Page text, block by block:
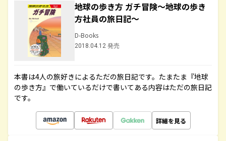
地球の歩き方 ガチ冒険～地球の歩き
方社員の旅日記～
D-Books
2018.04.12 発売
本書は4人の旅好きによるただの旅日記です。たまたま『地球
の歩き方』で働いているだけで書いてある内容はただの旅日記
です。
詳細を見る